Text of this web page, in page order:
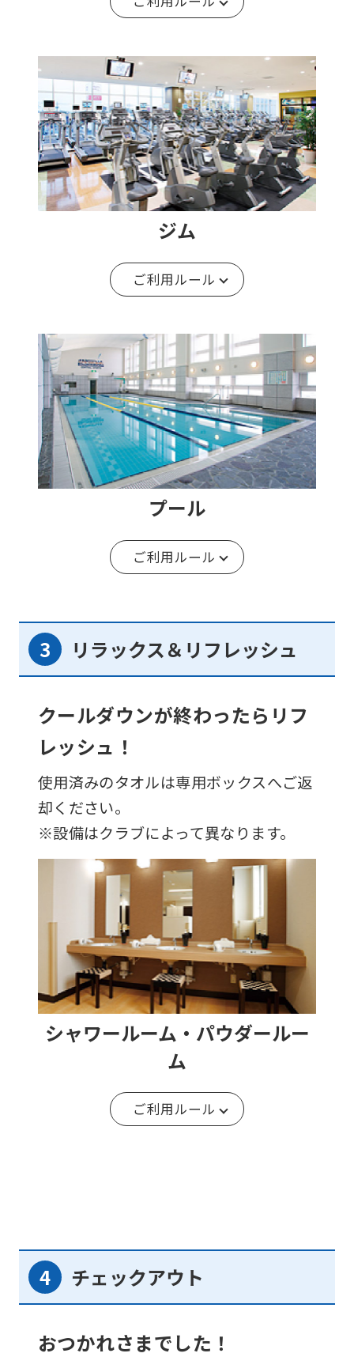
ジム
ご利用ルール
プール
ご利用ルール
リラックス＆リフレッシュ
クールダウンが終わったらリフ
レッシュ！
使用済みのタオルは専用ボックスへご返
却ください。
※設備はクラブによって異なります。
シャワールーム・パウダールー
ム
ご利用ルール
チェックアウト
おつかれさまでした！